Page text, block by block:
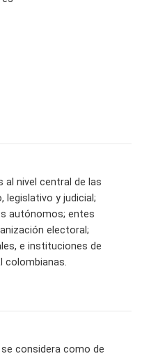
al nivel central de las
legislativo y judicial;
autónomos; entes
electoral;
e instituciones de
colombianas.
considera como de